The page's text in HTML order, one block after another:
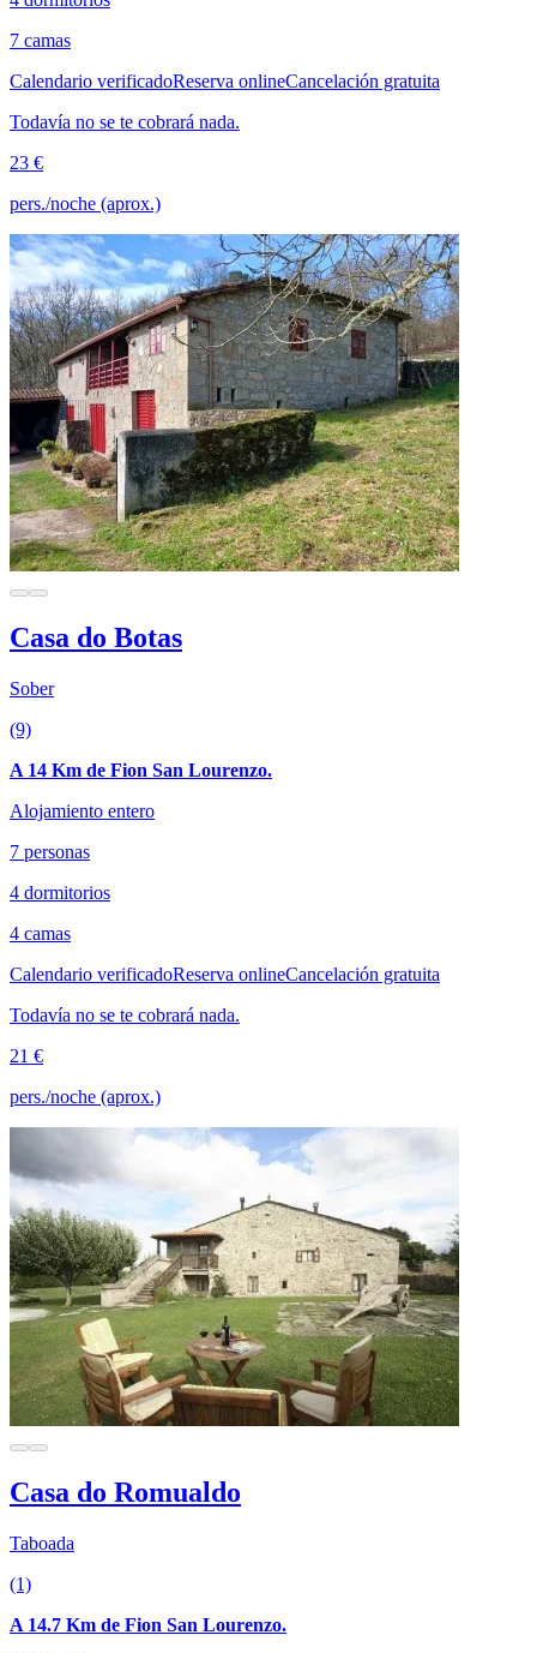
7 camas
Calendario verificadoReserva onlineCancelación gratuita
Todavía no se te cobrará nada.
23 €
pers./noche (aprox.)
Casa do Botas
Sober
(9)
A 14 Km de Fion San Lourenzo.
Alojamiento entero
7 personas
4 dormitorios
4 camas
Calendario verificadoReserva onlineCancelación gratuita
Todavía no se te cobrará nada.
21 €
pers./noche (aprox.)
Casa do Romualdo
Taboada
(1)
A 14.7 Km de Fion San Lourenzo.